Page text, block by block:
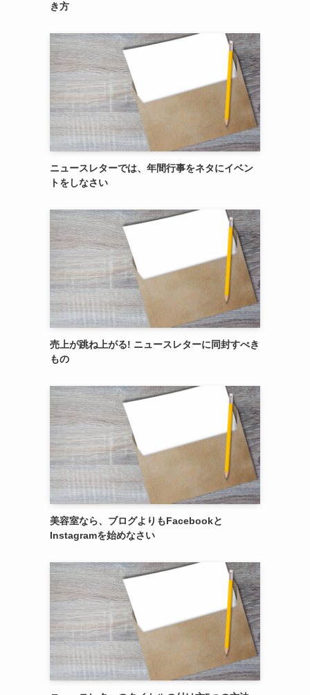
き方
ニュースレターでは、年間行事をネタにイベン
トをしなさい
売上が跳ね上がる! ニュースレターに同封すべき
もの
美容室なら、ブログよりもFacebookと
Instagramを始めなさい